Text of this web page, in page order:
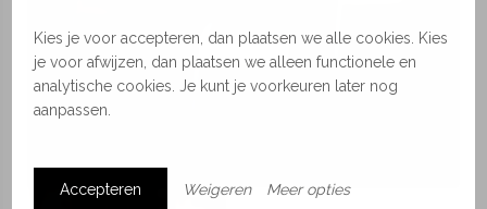
Kies je voor accepteren, dan plaatsen we alle cookies. Kies
je voor afwijzen, dan plaatsen we alleen functionele en
analytische cookies. Je kunt je voorkeuren later nog
aanpassen.
Accepteren Weigeren Meer opties